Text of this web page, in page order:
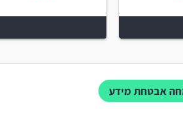
אבטחת מידע